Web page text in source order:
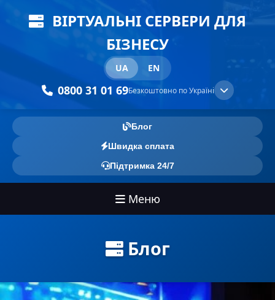
ВІРТУАЛЬНІ СЕРВЕРИ ДЛЯ
БІЗНЕСУ
UA EN
0800 31 01 69Безкоштовно по Україні
Блог
Швидка сплата
Підтримка 24/7
Меню
Блог